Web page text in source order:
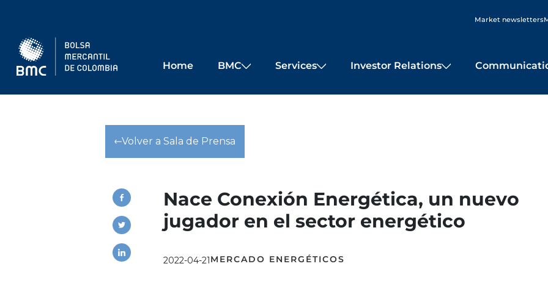
Market newsletters
Home BMC Services Investor Relations
Volver a Sala de Prensa
Nace Conexión Energética, un nuevo
jugador en el sector energético
2022-04-21MERCADO ENERGÉTICOS